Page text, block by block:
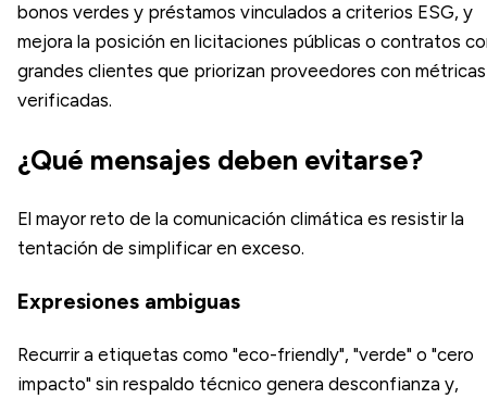
bonos verdes y préstamos vinculados a criterios ESG, y
mejora la posición en licitaciones públicas o contratos
grandes clientes que priorizan proveedores con métricas
verificadas.
¿Qué mensajes deben evitarse?
El mayor reto de la comunicación climática es resistir la
tentación de simplificar en exceso.
Expresiones ambiguas
Recurrir a etiquetas como "eco-friendly", "verde" o "cero
impacto" sin respaldo técnico genera desconfianza y,